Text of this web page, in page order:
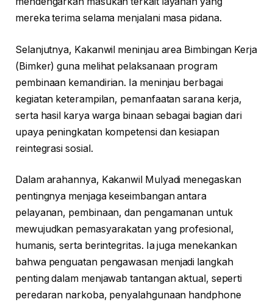
mereka terima selama menjalani masa pidana.
Selanjutnya, Kakanwil meninjau area Bimbingan Kerja
(Bimker) guna melihat pelaksanaan program
pembinaan kemandirian. Ia meninjau berbagai
kegiatan keterampilan, pemanfaatan sarana kerja,
serta hasil karya warga binaan sebagai bagian dari
upaya peningkatan kompetensi dan kesiapan
reintegrasi sosial.
Dalam arahannya, Kakanwil Mulyadi menegaskan
pentingnya menjaga keseimbangan antara
pelayanan, pembinaan, dan pengamanan untuk
mewujudkan pemasyarakatan yang profesional,
humanis, serta berintegritas. Ia juga menekankan
bahwa penguatan pengawasan menjadi langkah
penting dalam menjawab tantangan aktual, seperti
peredaran narkoba, penyalahgunaan handphone